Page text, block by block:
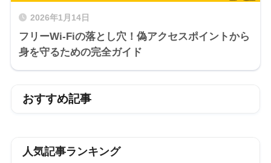
2026年1月14日
フリーWi-Fiの落とし穴！偽アクセスポイントから
身を守るための完全ガイド
おすすめ記事
人気記事ランキング